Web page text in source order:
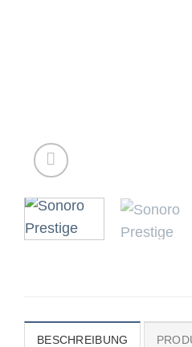
BESCHREIBUNG